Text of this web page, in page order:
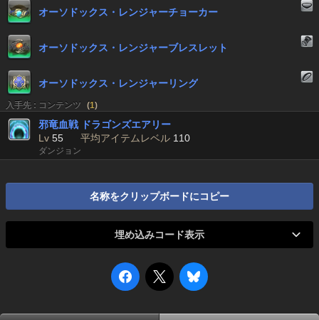
オーソドックス・レンジャーチョーカー
オーソドックス・レンジャーブレスレット
オーソドックス・レンジャーリング
入手先 : コンテンツ (1)
邪竜血戦 ドラゴンズエアリー
Lv 55 平均アイテムレベル 110
ダンジョン
名称をクリップボードにコピー
埋め込みコード表示